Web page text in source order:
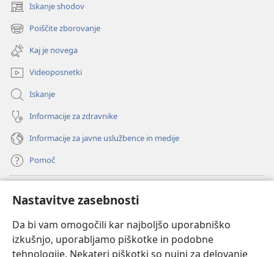
Nastavitve zasebnosti
Da bi vam omogočili kar najboljšo uporabniško
izkušnjo, uporabljamo piškotke in podobne
tehnologije. Nekateri piškotki so nujni za delovanje
Iskanje shodov
(odpre
novo
okno)
Poiščite zborovanje
(odpre
novo
okno)
Kaj je novega
Videoposnetki
Iskanje
Informacije za zdravnike
Informacije za javne uslužbence in medije
Pomoč
(odpre
novo
okno) Watchtowerjeva SPLETNA KNJIŽNICA™
(odpre
novo
okno) JW Hub